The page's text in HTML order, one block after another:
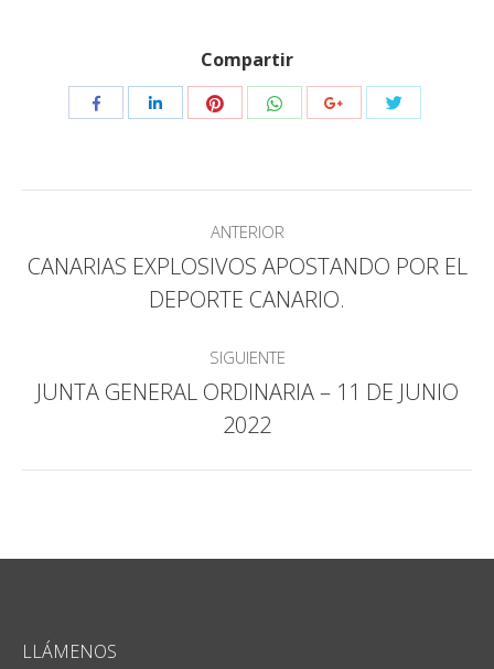
Compartir
CompartirCompartirCompartirCompartir CompartirCompartir
Navegación
entre
publicaciones
ANTERIOR
Publicación
anterior:
CANARIAS EXPLOSIVOS APOSTANDO POR EL
DEPORTE CANARIO.
SIGUIENTE
Publicación
siguiente:
JUNTA GENERAL ORDINARIA – 11 DE JUNIO
2022
LLÁMENOS